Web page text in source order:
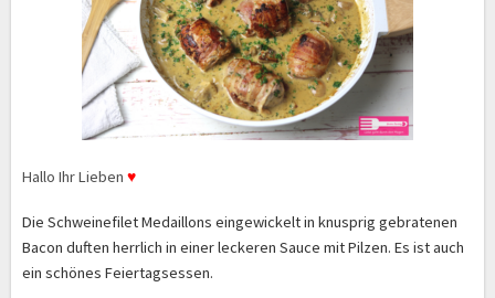
Hallo Ihr Lieben ♥
Die Schweinefilet Medaillons eingewickelt in knusprig gebratenen
Bacon duften herrlich in einer leckeren Sauce mit Pilzen. Es ist auch
ein schönes Feiertagsessen.